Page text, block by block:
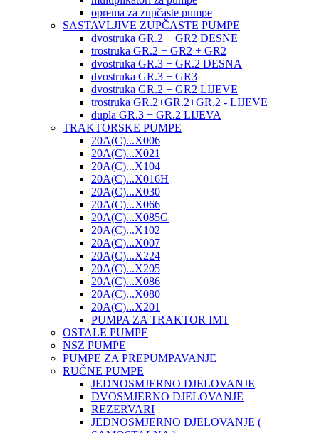
oprema za zupčaste pumpe
SASTAVLJIVE ZUPČASTE PUMPE
dvostruka GR.2 + GR2 DESNE
trostruka GR.2 + GR2 + GR2
dvostruka GR.3 + GR.2 DESNA
dvostruka GR.3 + GR3
dvostruka GR.2 + GR2 LIJEVE
trostruka GR.2+GR.2+GR.2 - LIJEVE
dupla GR.3 + GR.2 LIJEVA
TRAKTORSKE PUMPE
20A(C)...X006
20A(C)...X021
20A(C)...X104
20A(C)...X016H
20A(C)...X030
20A(C)...X066
20A(C)...X085G
20A(C)...X102
20A(C)...X007
20A(C)...X224
20A(C)...X205
20A(C)...X086
20A(C)...X080
20A(C)...X201
PUMPA ZA TRAKTOR IMT
OSTALE PUMPE
NSZ PUMPE
PUMPE ZA PREPUMPAVANJE
RUČNE PUMPE
JEDNOSMJERNO DJELOVANJE
DVOSMJERNO DJELOVANJE
REZERVARI
JEDNOSMJERNO DJELOVANJE (